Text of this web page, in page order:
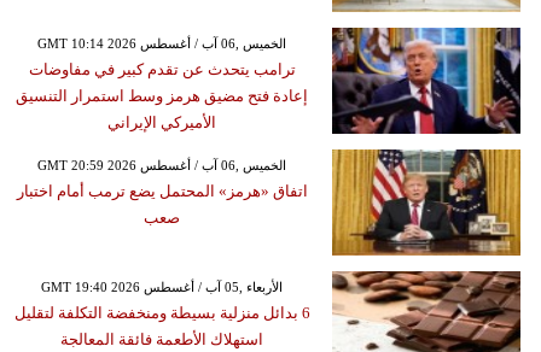
GMT 10:14 2026 الخميس ,06 آب / أغسطس
ترامب يتحدث عن تقدم كبير في مفاوضات
إعادة فتح مضيق هرمز وسط استمرار التنسيق
الأميركي الإيراني
GMT 20:59 2026 الخميس ,06 آب / أغسطس
اتفاق «هرمز» المحتمل يضع ترمب أمام اختبار
صعب
GMT 19:40 2026 الأربعاء ,05 آب / أغسطس
6 بدائل منزلية بسيطة ومنخفضة التكلفة لتقليل
استهلاك الأطعمة فائقة المعالجة